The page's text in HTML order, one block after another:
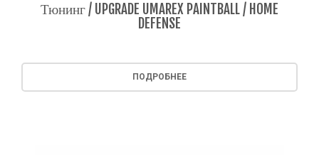
Тюнинг / UPGRADE UMAREX PAINTBALL / HOME
DEFENSE
ПОДРОБНЕЕ